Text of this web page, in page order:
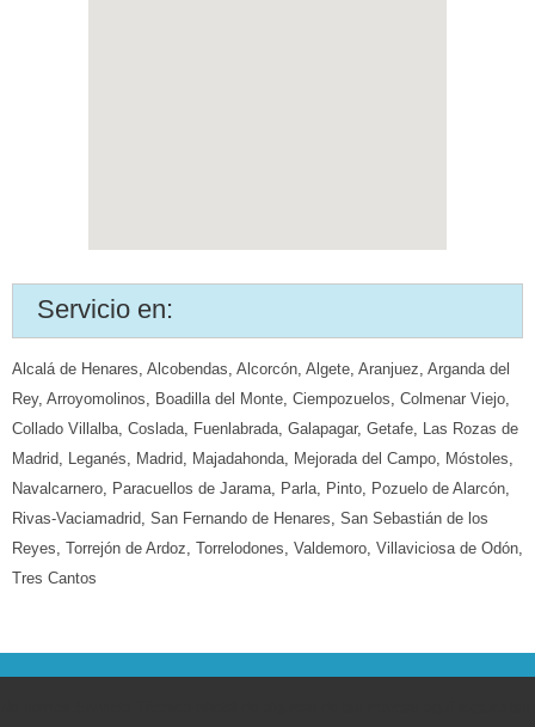
Servicio en:
Alcalá de Henares, Alcobendas, Alcorcón, Algete, Aranjuez, Arganda del
Rey, Arroyomolinos, Boadilla del Monte, Ciempozuelos, Colmenar Viejo,
Collado Villalba, Coslada, Fuenlabrada, Galapagar, Getafe, Las Rozas de
Madrid, Leganés, Madrid, Majadahonda, Mejorada del Campo, Móstoles,
Navalcarnero, Paracuellos de Jarama, Parla, Pinto, Pozuelo de Alarcón,
Rivas-Vaciamadrid, San Fernando de Henares, San Sebastián de los
Reyes, Torrejón de Ardoz, Torrelodones, Valdemoro, Villaviciosa de Odón,
Tres Cantos